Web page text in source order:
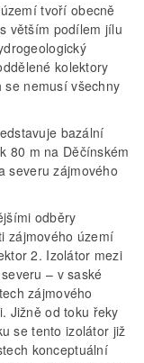
tvoří obecně
větším podílem jílu
kolektory
se nemusí všechny
bazální
80 m na Děčínském
severu zájmového
odběry
zájmového území
2. Izolátor mezi
– v saské
zájmového
Jižně od toku řeky
se tento izolátor již
konceptuální